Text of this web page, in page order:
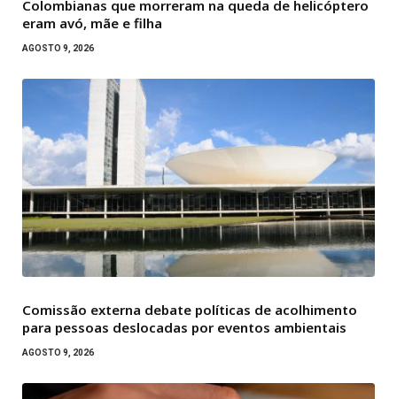
Colombianas que morreram na queda de helicóptero
eram avó, mãe e filha
AGOSTO 9, 2026
Comissão externa debate políticas de acolhimento
para pessoas deslocadas por eventos ambientais
AGOSTO 9, 2026